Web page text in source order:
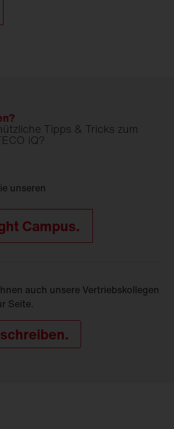
Tipps & Tricks zum
iQ?
unseren
Campus.
auch unsere Vertriebskollegen
Seite.